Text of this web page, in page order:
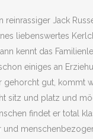
reinrassiger Jack
liebenswertes
kennt das
einiges an
gehorcht gut, kommt
sitz und platz und
findet er total
und